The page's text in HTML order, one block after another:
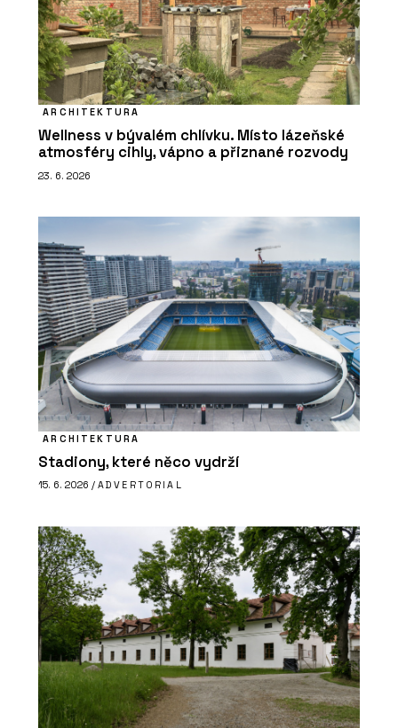
ARCHITEKTURA
Wellness v bývalém chlívku. Místo lázeňské
atmosféry cihly, vápno a přiznané rozvody
23. 6. 2026
ARCHITEKTURA
Stadiony, které něco vydrží
15. 6. 2026 / ADVERTORIAL